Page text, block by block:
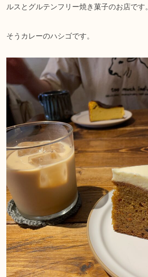
ルスとグルテンフリー焼き菓子のお店です。
そうカレーのハシゴです。